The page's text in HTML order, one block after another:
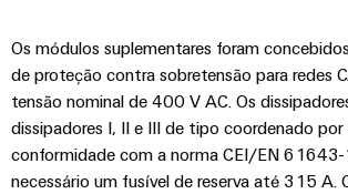
Os módulos suplementares foram
de proteção contra sobretensão para redes
tensão nominal de 400 V AC. Os
dissipadores I, II e III de tipo coordenado por
conformidade com a norma CEI/EN
necessário um fusível de reserva até 315 A.